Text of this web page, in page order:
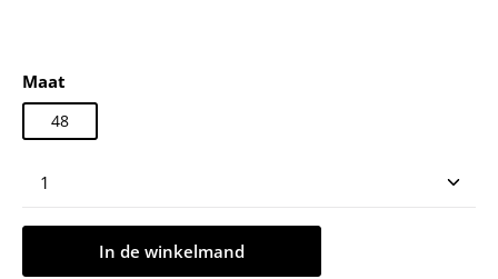
Selecteer
Maat
48
Producthoeveelheid: Voer de gewenste
In de winkelmand